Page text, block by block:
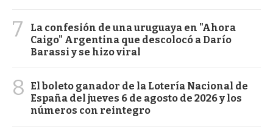
7
La confesión de una uruguaya en "Ahora
Caigo" Argentina que descolocó a Darío
Barassi y se hizo viral
8
El boleto ganador de la Lotería Nacional de
España del jueves 6 de agosto de 2026 y los
números con reintegro